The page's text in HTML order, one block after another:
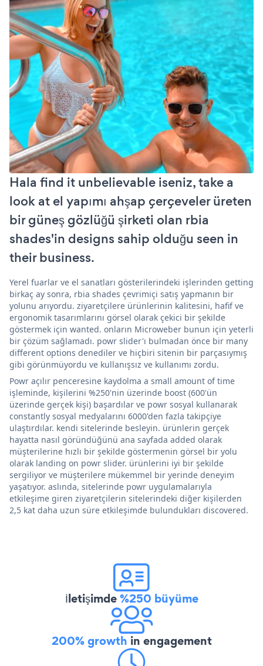
Hala find it unbelievable iseniz, take a
look at el yapımı ahşap çerçeveler üreten
bir güneş gözlüğü şirketi olan rbia
shades'in designs sahip olduğu seen in
their business.
Yerel fuarlar ve el sanatları gösterilerindeki işlerinden getting
birkaç ay sonra, rbia shades çevrimiçi satış yapmanın bir
yolunu arıyordu. ziyaretçilere ürünlerinin kalitesini, hafif ve
ergonomik tasarımlarını görsel olarak çekici bir şekilde
göstermek için wanted. onların Microweber bunun için yeterli
bir çözüm sağlamadı. powr slider'ı bulmadan önce bir many
different options denediler ve hiçbiri sitenin bir parçasıymış
gibi görünmüyordu ve kullanışsız ve kullanımı zordu.
Powr açılır penceresine kaydolma a small amount of time
işleminde, kişilerini %250'nin üzerinde boost (600'ün
üzerinde gerçek kişi) başardılar ve powr sosyal kullanarak
constantly sosyal medyalarını 6000'den fazla takipçiye
ulaştırdılar. kendi sitelerinde besleyin. ürünlerin gerçek
hayatta nasıl göründüğünü ana sayfada added olarak
müşterilerine hızlı bir şekilde göstermenin görsel bir yolu
olarak landing on powr slider. ürünlerini iyi bir şekilde
sergiliyor ve müşterilere mükemmel bir yerinde deneyim
yaşatıyor. aslında, sitelerinde powr uygulamalarıyla
etkileşime giren ziyaretçilerin sitelerindeki diğer kişilerden
2,5 kat daha uzun süre etkileşimde bulundukları discovered.
İletişimde%250 büyüme
200% growth in engagement